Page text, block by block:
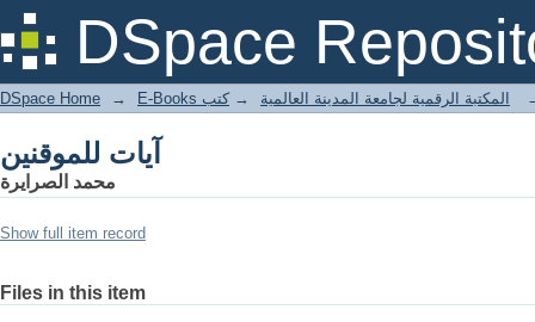
DSpace
آيات للموقنين
DSpace Home → E-Books المكتبة الرقمية لجامعة المدينة العالمية → كتب
آيات للموقنين
محمد الصرايرة
Show full item record
Files in this item